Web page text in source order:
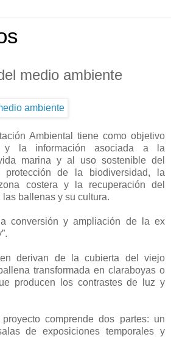
medio ambiente
Ambiental tiene como objetivo
y la información asociada a la
marina y al uso sostenible del
protección de la biodiversidad, la
costera y la recuperación del
ballenas y su cultura.
conversión y ampliación de la ex
derivan de la cubierta del viejo
transformada en claraboyas o
producen los contrastes de luz y
comprende dos partes: un
de exposiciones temporales y